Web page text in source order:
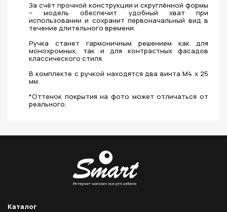
За счёт прочной конструкции и скруглённой формы
– модель обеспечит удобный хват при
использовании и сохранит первоначальный вид в
течение длительного времени.
Ручка станет гармоничным решением как для
монохромных, так и для контрастных фасадов
классического стиля.
В комплекте с ручкой находятся два винта M4 x 25
мм.
*Оттенок покрытия на фото может отличаться от
реального.
Каталог